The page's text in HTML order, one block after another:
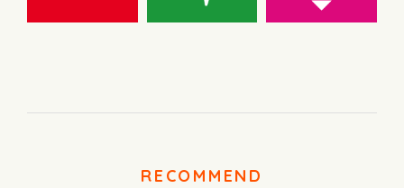
RECOMMEND